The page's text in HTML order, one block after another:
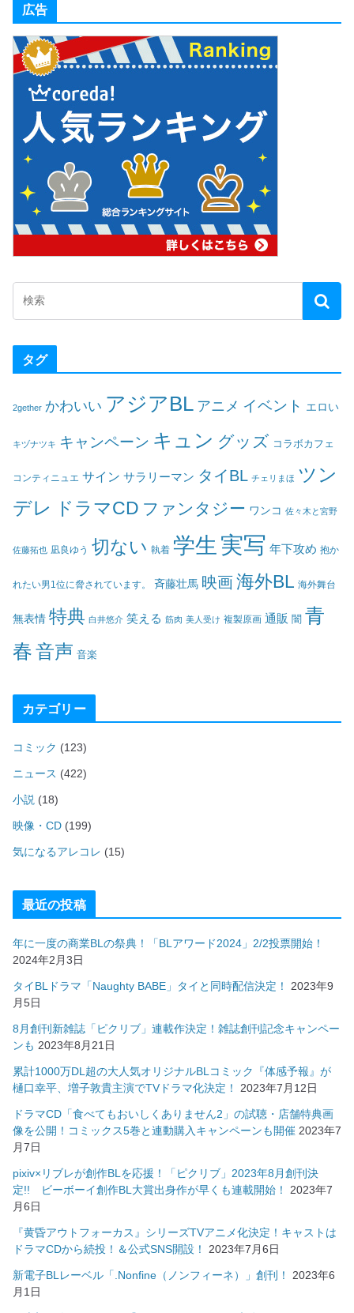
広告
タグ
2gether かわいい アジアBL アニメ イベント エロい
キヅナツキ キャンペーン キュン グッズ コラボカフェ
コンティニュエ サイン サラリーマン タイBL チェリまほ ツン
デレ ドラマCD ファンタジー ワンコ 佐々木と宮野
佐藤拓也 凪良ゆう 切ない 執着 学生 実写 年下攻め 抱か
れたい男1位に脅されています。 斉藤壮馬 映画海外BL 海外舞台
無表情 特典 白井悠介 笑える 筋肉 美人受け 複製原画 通販 闇 青
春音声 音楽
カテゴリー
コミック (123)
ニュース (422)
小説 (18)
映像・CD (199)
気になるアレコレ (15)
最近の投稿
年に一度の商業BLの祭典！「BLアワード2024」2/2投票開始！
2024年2月3日
タイBLドラマ「Naughty BABE」タイと同時配信決定！
2023年9
月5日
8月創刊新雑誌「ピクリブ」連載作決定！雑誌創刊記念キャンペー
ンも 2023年8月21日
累計1000万DL超の大人気オリジナルBLコミック『体感予報』が
樋口幸平、増子敦貴主演でTVドラマ化決定！
2023年7月12日
ドラマCD「食べてもおいしくありません2」の試聴・店舗特典画
像を公開！コミックス5巻と連動購入キャンペーンも開催 2023年7
月7日
pixiv×リブレが創作BLを応援！「ピクリブ」2023年8月創刊決
定!! ビーボーイ創作BL大賞出身作が早くも連載開始！
2023年7
月6日
『黄昏アウトフォーカス』シリーズTVアニメ化決定！キャストは
ドラマCDから続投！＆公式SNS開設！
2023年7月6日
新電子BLレーベル「.Nonfine（ノンフィーネ）」創刊！
2023年6
月1日